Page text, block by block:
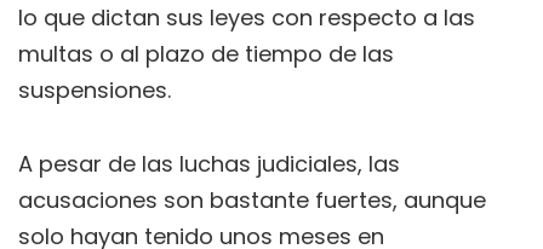
lo que dictan sus leyes con respecto a las
multas o al plazo de tiempo de las
suspensiones.
A pesar de las luchas judiciales, las
acusaciones son bastante fuertes, aunque
solo hayan tenido unos meses en